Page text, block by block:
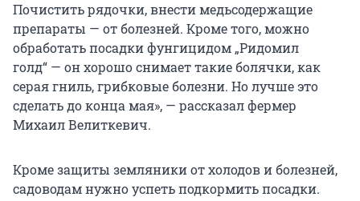
Почистить рядочки, внести медьсодержащие
препараты — от болезней. Кроме того, можно
обработать посадки фунгицидом „Ридомил
голд“ — он хорошо снимает такие болячки, как
серая гниль, грибковые болезни. Но лучше это
сделать до конца мая», — рассказал фермер
Михаил Велиткевич.
Кроме защиты земляники от холодов и болезней,
садоводам нужно успеть подкормить посадки.